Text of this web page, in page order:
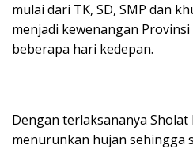
mulai dari TK, SD, SMP dan
menjadi kewenangan
beberapa hari kedepan.
Dengan terlaksananya Sholat
menurunkan hujan sehingga